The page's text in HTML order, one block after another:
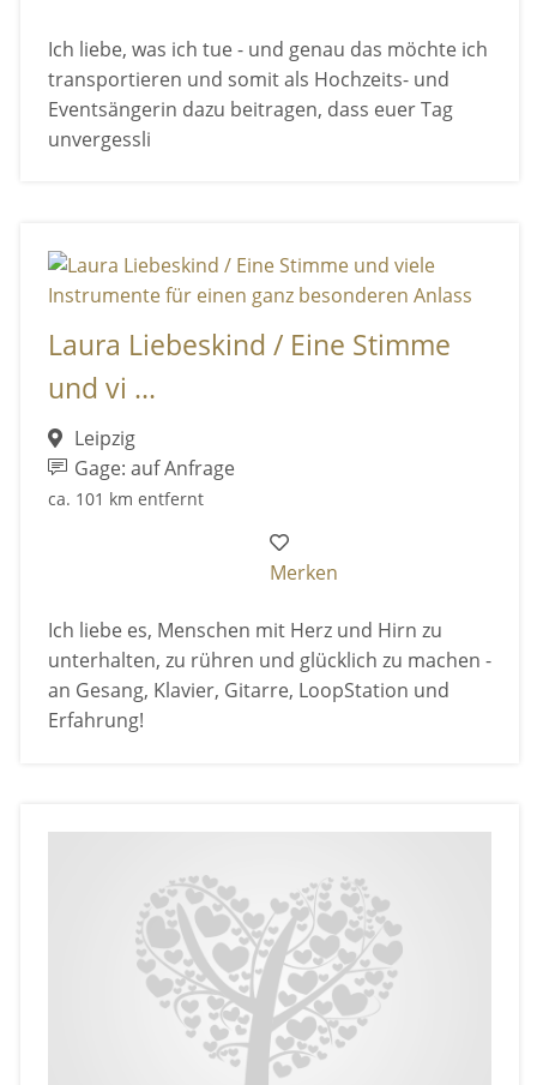
Ich liebe, was ich tue - und genau das möchte ich
transportieren und somit als Hochzeits- und
Eventsängerin dazu beitragen, dass euer Tag
unvergessli
Laura Liebeskind / Eine Stimme
und vi ...
Leipzig
Gage: auf Anfrage
ca. 101 km entfernt
Merken
Ich liebe es, Menschen mit Herz und Hirn zu
unterhalten, zu rühren und glücklich zu machen -
an Gesang, Klavier, Gitarre, LoopStation und
Erfahrung!